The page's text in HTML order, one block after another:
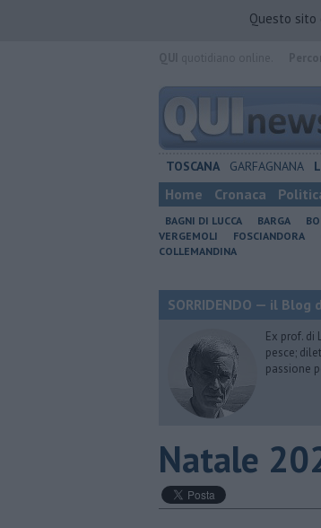
Questo sito
TOSCANA GARFAGNANA
Home Cronaca
BAGNI DI LUCCA BARGA
VERGEMOLI
FOSCIANDORA
COLLEMANDINA
SORRIDENDO — il Blog
Ex prof. di
pesce;
passione
Natale